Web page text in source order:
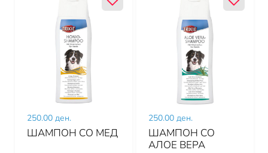
250.00 ден.
ШАМПОН СО МЕД
250.00 ден.
ШАМПОН СО
АЛОЕ ВЕРА